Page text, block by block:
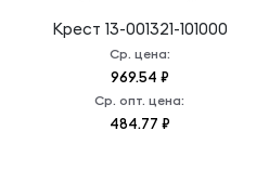
Крест 13-001321-101000
Ср. цена:
969.54 ₽
Ср. опт. цена:
484.77 ₽